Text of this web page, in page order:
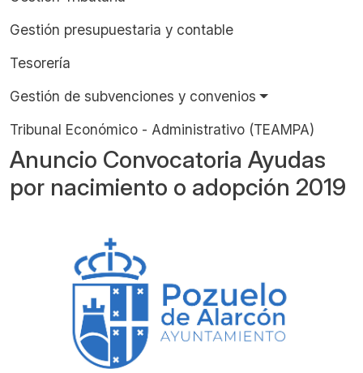
Gestión presupuestaria y contable
Tesorería
Gestión de subvenciones y convenios
Tribunal Económico - Administrativo (TEAMPA)
Anuncio Convocatoria Ayudas
por nacimiento o adopción 2019